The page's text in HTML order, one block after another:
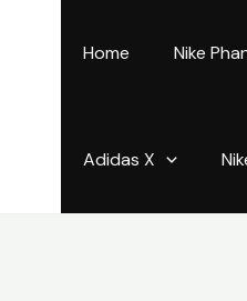
Home Nike
Adidas X